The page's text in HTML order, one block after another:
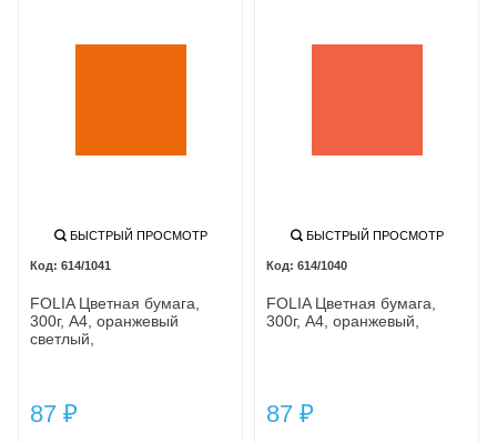
БЫСТРЫЙ ПРОСМОТР
614/1041
FOLIA Цветная бумага,
300г, A4, оранжевый
светлый,
87 ₽
БЫСТРЫЙ ПРОСМОТР
614/1040
FOLIA Цветная бумага,
300г, A4, оранжевый,
87 ₽